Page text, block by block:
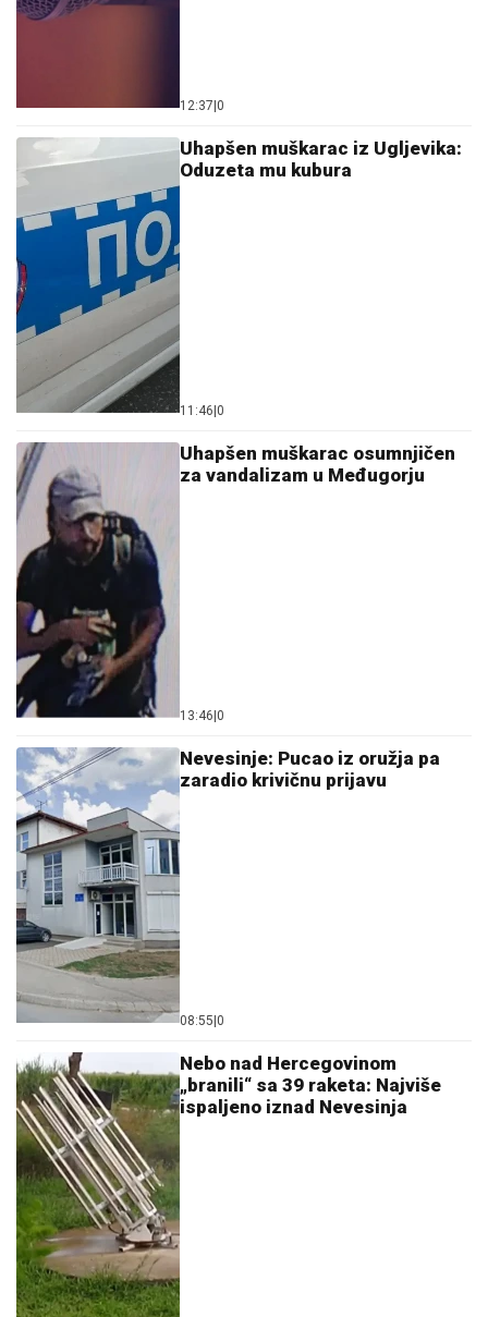
12:37 0
Uhapšen muškarac iz Ugljevika:
Oduzeta mu kubura
11:46 0
Uhapšen muškarac osumnjičen
za vandalizam u Međugorju
13:46 0
Nevesinje: Pucao iz oružja pa
zaradio krivičnu prijavu
08:55 0
Nebo nad Hercegovinom
„branili“ sa 39 raketa: Najviše
ispaljeno iznad Nevesinja